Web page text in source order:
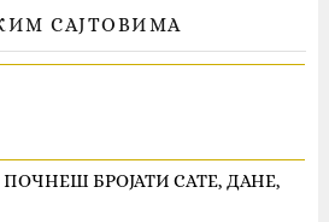
САЈТОВИМА
ПОЧНЕШ БРОЈАТИ САТЕ, ДАНЕ,